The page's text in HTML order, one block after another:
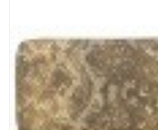
Haaraccesoires
Zonnebrillen
Fashion